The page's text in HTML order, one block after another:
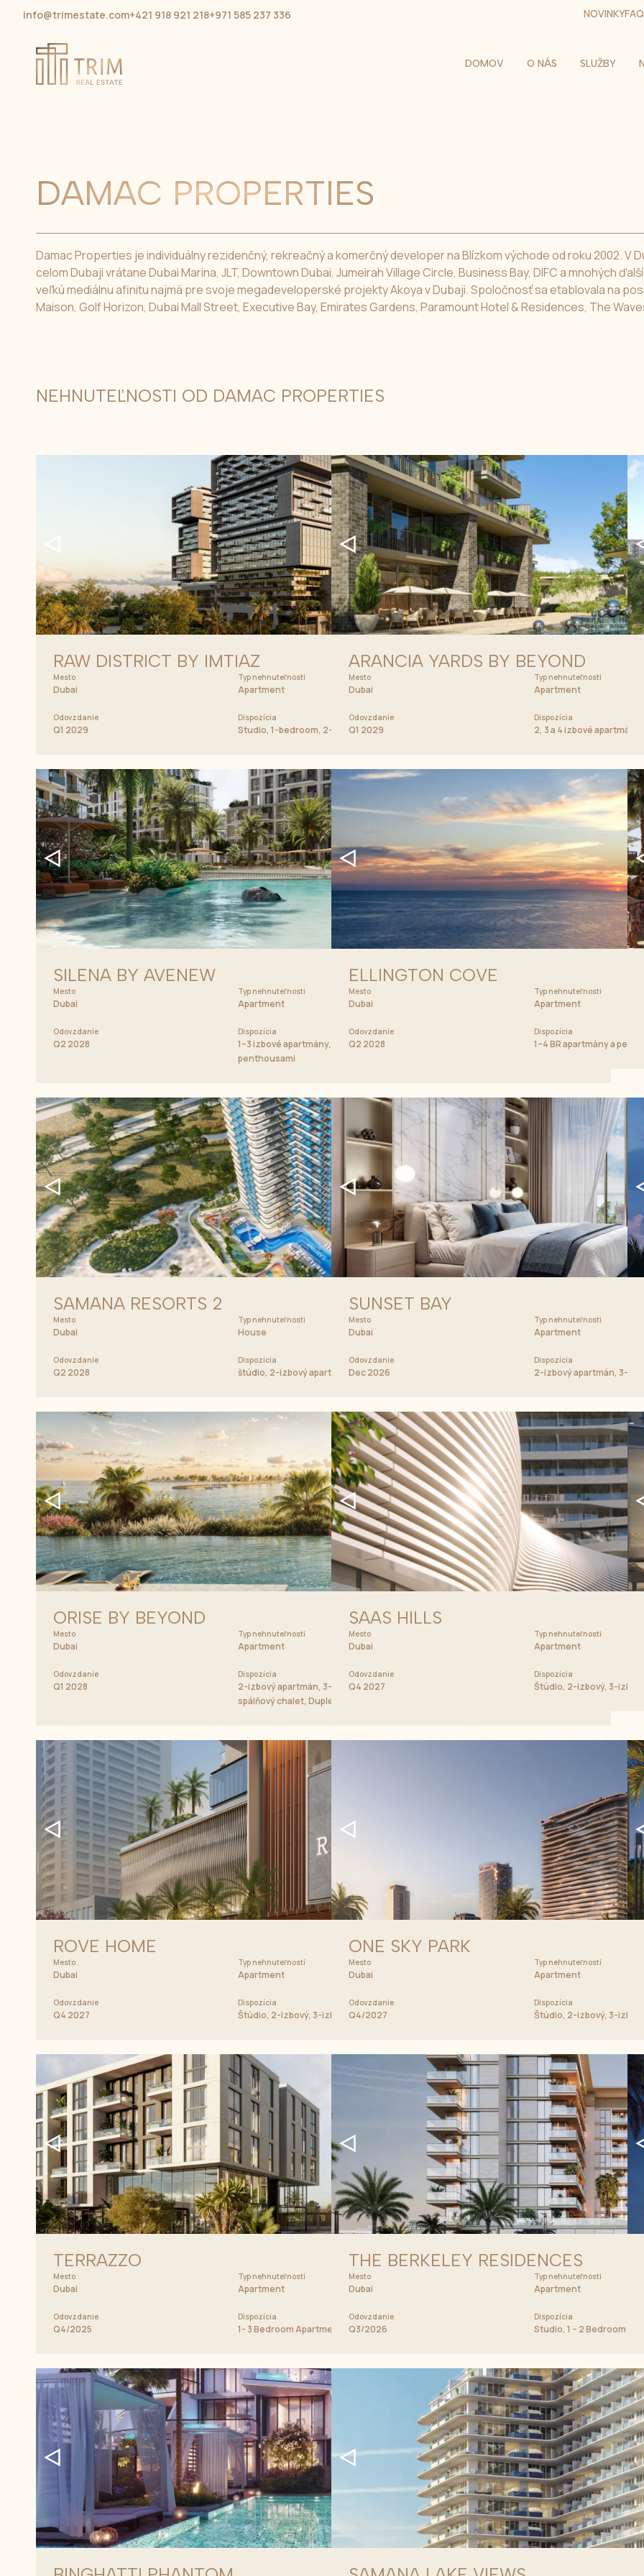
info@trimestate.com+421 918 921 218+971 585 237 336 NOVINKYFAQ
DOMOV O NÁS SLUŽBY
DAMAC PROPERTIES
Damac Properties je individuálny rezidenčný, rekreačný a komerčný developer na Blízkom východe od roku 2002. V
celom Dubaji vrátane Dubai Marina, JLT, Downtown Dubai, Jumeirah Village Circle, Business Bay, DIFC a mnohých
veľkú mediálnu afinitu najmä pre svoje megadeveloperské projekty Akoya v Dubaji. Spoločnosť sa etablovala na
Maison, Golf Horizon, Dubai Mall Street, Executive Bay, Emirates Gardens, Paramount Hotel & Residences, The
NEHNUTEĽNOSTI OD DAMAC PROPERTIES
RAW DISTRICT BY IMTIAZ
Mesto
Dubai
Typ nehnuteľnosti
Apartment
Odovzdanie
Q1 2029
Dispozícia
Studio, 1-bedroom, 2-bedroom a 3-bedroom apartmány
ARANCIA YARDS BY BEYOND
Mesto
Dubai
Typ nehnuteľnosti
Apartment
Odovzdanie
Q1 2029
Dispozícia
2, 3 a 4 izbové apartmány
SILENA BY AVENEW
Mesto
Dubai
Typ nehnuteľnosti
Apartment
Odovzdanie
Q2 2028
Dispozícia
1–3 izbové apartmány, duplexné penthousy, townhousy a Signature vily s
penthousami
ELLINGTON COVE
Mesto
Dubai
Typ nehnuteľnosti
Apartment
Odovzdanie
Q2 2028
Dispozícia
1–4 BR apartmány a
SAMANA RESORTS 2
Mesto
Dubai
Typ nehnuteľnosti
House
Odovzdanie
Q2 2028
Dispozícia
štúdio, 2-izbový apartmán, 3-izbový apartmán
SUNSET BAY
Mesto
Dubai
Typ nehnuteľnosti
Apartment
Odovzdanie
Dec 2026
Dispozícia
2-izbový apartmán, 3-
ORISE BY BEYOND
Mesto
Dubai
Typ nehnuteľnosti
Apartment
Odovzdanie
Q1 2028
Dispozícia
2-izbový apartmán, 3-izbový apartmán, 4-izbový apartmán, 2-spálňový chalet, 3-
spálňový chalet, Duplexy, Penthouse
SAAS HILLS
Mesto
Dubai
Typ nehnuteľnosti
Apartment
Odovzdanie
Q4 2027
Dispozícia
Štúdio, 2-izbový, 3-
ROVE HOME
Mesto
Dubai
Typ nehnuteľnosti
Apartment
Odovzdanie
Q4 2027
Dispozícia
Štúdio, 2-izbový, 3-izbový, 4-izbový apartmán, Strešný apartmán
ONE SKY PARK
Mesto
Dubai
Typ nehnuteľnosti
Apartment
Odovzdanie
Q4/2027
Dispozícia
Štúdio, 2-izbový, 3-
TERRAZZO
Mesto
Dubai
Typ nehnuteľnosti
Apartment
Odovzdanie
Q4/2025
Dispozícia
1- 3 Bedroom Apartments
THE BERKELEY RESIDENCES
Mesto
Dubai
Typ nehnuteľnosti
Apartment
Odovzdanie
Q3/2026
Dispozícia
Studio, 1 – 2 Bedroom